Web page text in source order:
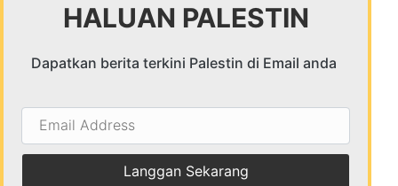
HALUAN PALESTIN
Dapatkan berita terkini Palestin di Email anda
Email
Address